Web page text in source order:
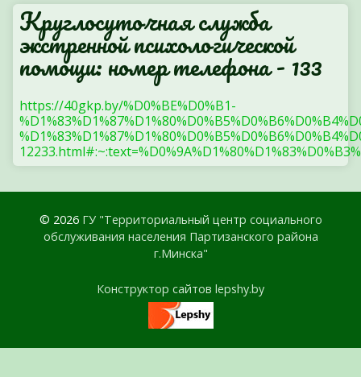
Круглосуточная служба
экстренной психологической
помощи: номер телефона - 133
https://40gkp.by/%D0%BE%D0%B1-
© 2026 ГУ "Территориальный центр социального
обслуживания населения Партизанского района
г.Минска"
Конструктор сайтов lepshy.by